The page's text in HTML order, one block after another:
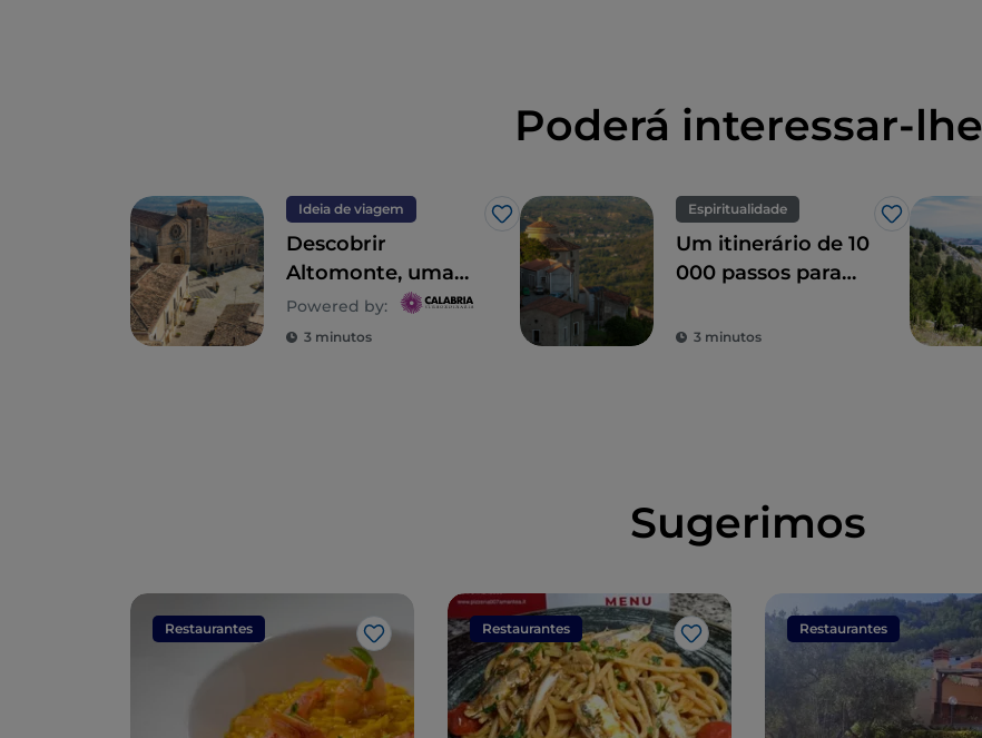
Poderá interessar-lhe
Ideia de viagem
Gosto
Descobrir
Altomonte, uma
das Aldeias mais
belas de Itália
Powered by:
3 minutos
Espiritualidade
Gosto
Um itinerário de 10
000 passos para
Sagrado de Laino
3 minutos
Sugerimos
Restaurantes
Gosto
Restaurantes
Gosto
Restaurantes